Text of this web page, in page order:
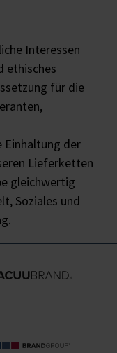
Interessen
ethisches
für die
Einhaltung der
Lieferketten
gleichwertig
Soziales und